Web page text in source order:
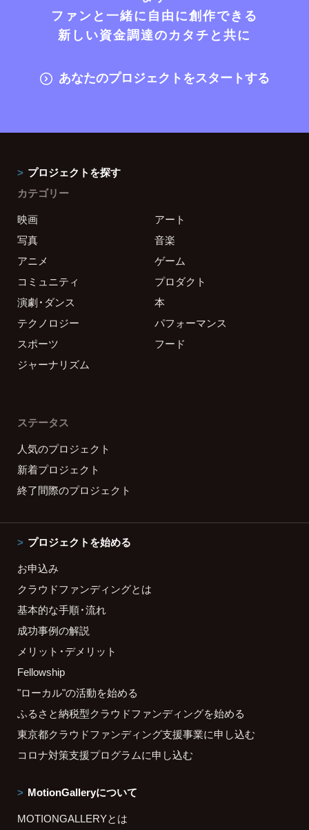
ファンと一緒に自由に創作できる
新しい資金調達のカタチと共に
あなたのプロジェクトをスタートする
プロジェクトを探す
カテゴリー
映画
アート
写真
音楽
アニメ
ゲーム
コミュニティ
プロダクト
演劇・ダンス
本
テクノロジー
パフォーマンス
スポーツ
フード
ジャーナリズム
ステータス
人気のプロジェクト
新着プロジェクト
終了間際のプロジェクト
プロジェクトを始める
お申込み
クラウドファンディングとは
基本的な手順・流れ
成功事例の解説
メリット・デメリット
Fellowship
"ローカル"の活動を始める
ふるさと納税型クラウドファンディングを始める
東京都クラウドファンディング支援事業に申し込む
コロナ対策支援プログラムに申し込む
MotionGalleryについて
MOTIONGALLERYとは